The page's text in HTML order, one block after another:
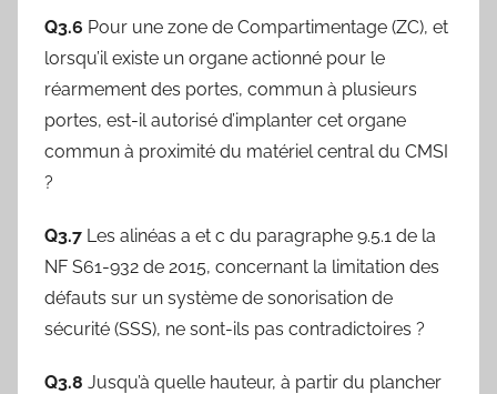
Q3.6 Pour une zone de Compartimentage (ZC), et
lorsqu’il existe un organe actionné pour le
réarmement des portes, commun à plusieurs
portes, est-il autorisé d’implanter cet organe
commun à proximité du matériel central du CMSI
?
Q3.7 Les alinéas a et c du paragraphe 9.5.1 de la
NF S61-932 de 2015, concernant la limitation des
défauts sur un système de sonorisation de
sécurité (SSS), ne sont-ils pas contradictoires ?
Q3.8 Jusqu’à quelle hauteur, à partir du plancher